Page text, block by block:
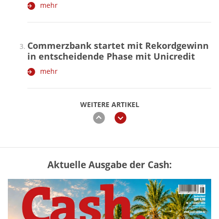
WEITERE ARTIKEL
zurückweiter
mehr
Commerzbank startet mit Rekordgewinn
in entscheidende Phase mit Unicredit
mehr
Mütterrente III Tabelle: So viel Renten-
Nachzahlung ist pro Kind möglich
mehr
Aktuelle Ausgabe der Cash: